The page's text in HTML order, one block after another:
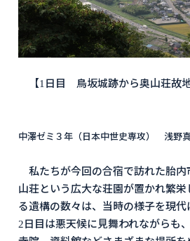
【1日目 鳥坂城跡から奥山荘故地
中澤ゼミ３年（日本中世史専攻） 浅野
私たちが今回の合宿で訪れた胎内
山荘という広大な荘園が置かれ繁
る遺構の数々は、当時の様子を現代
2日目は悪天候に見舞われながらも